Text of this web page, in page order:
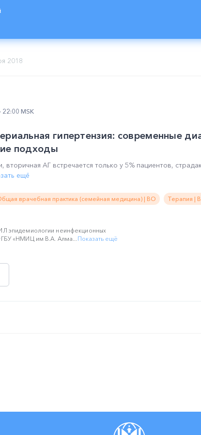
2018
22:00 MSK
гипертензия: современные
подходы
вторичная АГ встречается только у 5% пациентов,
ещё
врачебная практика (семейная медицина) | ВО Терапия |
эпидемиологии неинфекционных
«НМИЦ им В.А. Алма... Показать ещё